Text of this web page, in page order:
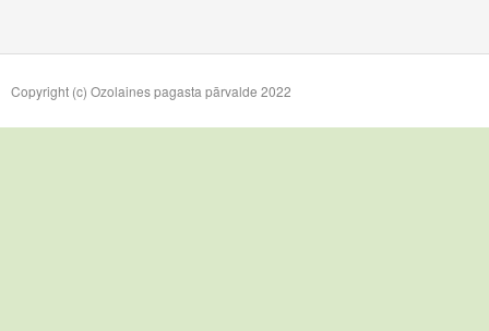
Copyright (c) Ozolaines pagasta pārvalde 2022